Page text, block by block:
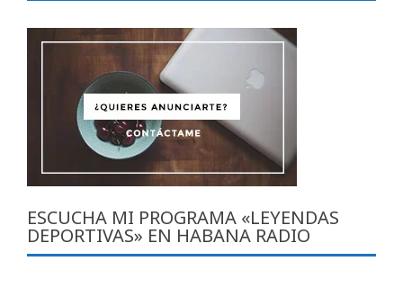
ESCUCHA MI PROGRAMA «LEYENDAS
DEPORTIVAS» EN HABANA RADIO